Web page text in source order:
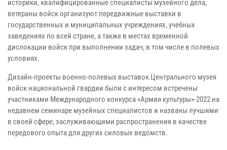
историки, квалифицированные специалисты музейного дела,
ветераны войск организуют передвижные выставки в
государственных и муниципальных учреждениях, учебных
заведениях по всей стране, а также в местах временной
дислокации войск при выполнении задач, в том числе в полевых
условиях.
Дизайн-проекты военно-полевых выставок Центрального музея
войск национальной гвардии были с интересом встречены
участниками Международного конкурса «Армия культуры»-2022 на
недавнем семинаре музейных специалистов и названы лучшими
в своей сфере, заслуживающими распространения в качестве
передового опыта для других силовых ведомств.